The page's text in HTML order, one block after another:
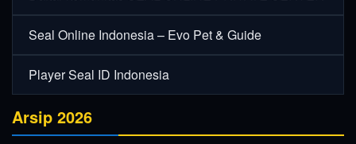
Seal Online Indonesia – Evo Pet & Guide
Player Seal ID Indonesia
Arsip 2026